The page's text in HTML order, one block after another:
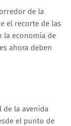
de la
el recorte de las
la economía de
ahora deben
de la avenida
el punto de